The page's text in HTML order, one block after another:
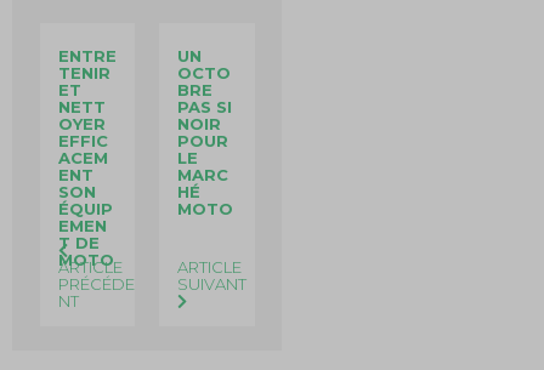
ENTRE
TENIR
ET
NETT
OYER
EFFIC
ACEM
ENT
SON
ÉQUIP
EMEN
T DE
MOTO
ARTICLE
PRÉCÉDE
NT
UN
OCTO
BRE
PAS SI
NOIR
POUR
LE
MARC
HÉ
MOTO
ARTICLE
SUIVANT